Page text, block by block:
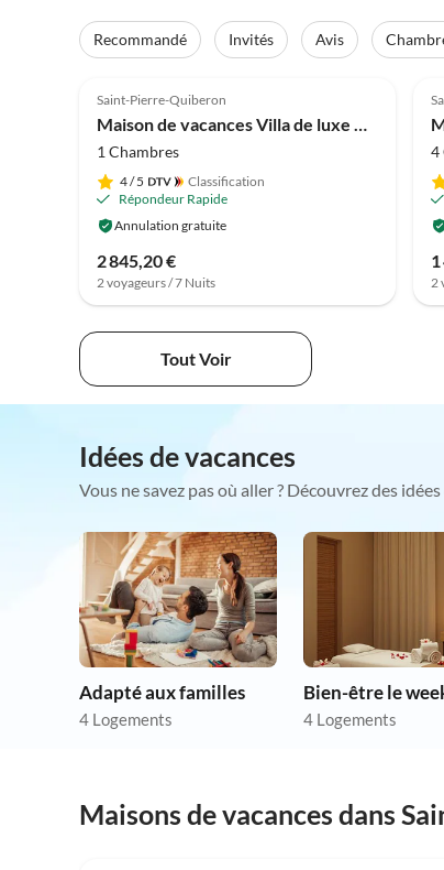
Recommandé Invités Avis
Saint-Pierre-Quiberon
Maison de vacances Villa de luxe Kuda, située entre la mer et le centre de thalassothérapie de Quiberon
1 Chambres
4/ 5
Classification
Répondeur Rapide
Annulation gratuite
2 845,20 €
2 voyageurs / 7 Nuits
4
2
Tout Voir
Idées de vacances
Vous ne savez pas où aller ? Découvrez des
Adapté aux familles
4 Logements
Bien-être le
4 Logements
Maisons de vacances dans